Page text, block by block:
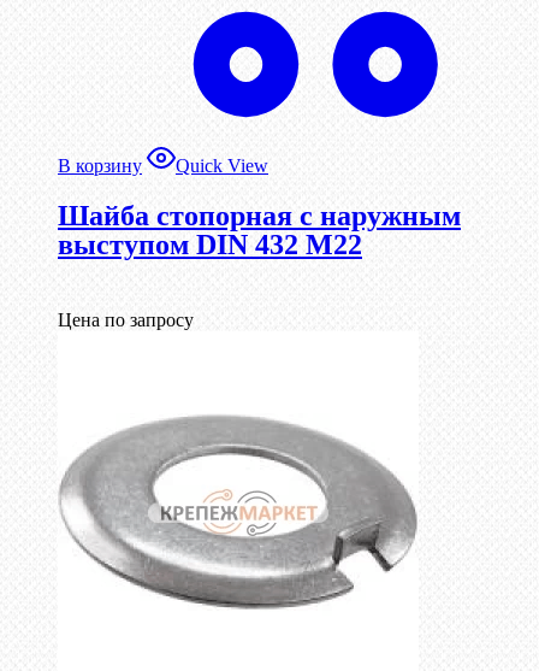
В корзину Quick View
Шайба стопорная с наружным
выступом DIN 432 М22
Цена по запросу